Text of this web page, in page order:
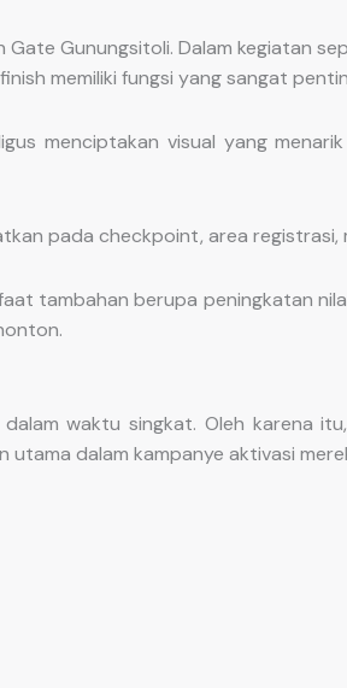
Gunungsitoli. Dalam kegiatan
memiliki fungsi yang sangat
menciptakan visual yang
pada checkpoint, area
tambahan berupa peningkatan
waktu singkat. Oleh karena
utama dalam kampanye aktivasi